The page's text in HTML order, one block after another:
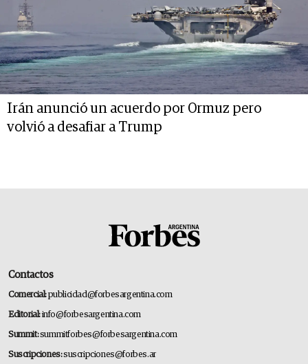
Irán anunció un acuerdo por Ormuz pero
volvió a desafiar a Trump
Contactos
Comercial:publicidad@forbesargentina.com
Editorial:info@forbesargentina.com
Summit:summitforbes@forbesargentina.com
Suscripciones:suscripciones@forbes.ar